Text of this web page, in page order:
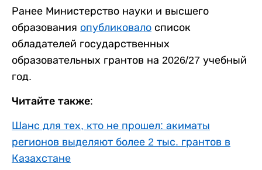
Ранее Министерство науки и высшего
образования опубликовало список
обладателей государственных
образовательных грантов на 2026/27 учебный
год.
Читайте также:
Шанс для тех, кто не прошел: акиматы
регионов выделяют более 2 тыс. грантов в
Казахстане